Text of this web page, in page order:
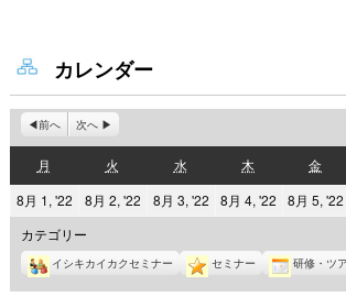
カレンダー
前へ 次へ
月
曜
日
火
曜
日
水水
曜
日
木
曜
日
金金
曜
日
8月 1, '222022
年
8
月
1
8月 2, '222022
年
8
月
2
8月 3, '222022
年
8
月
3
8月 4, '22
2022
年
8
月
4
8月 5, '22
カテゴリー
イシキカイカクセミナー セミナー 研修・ツ